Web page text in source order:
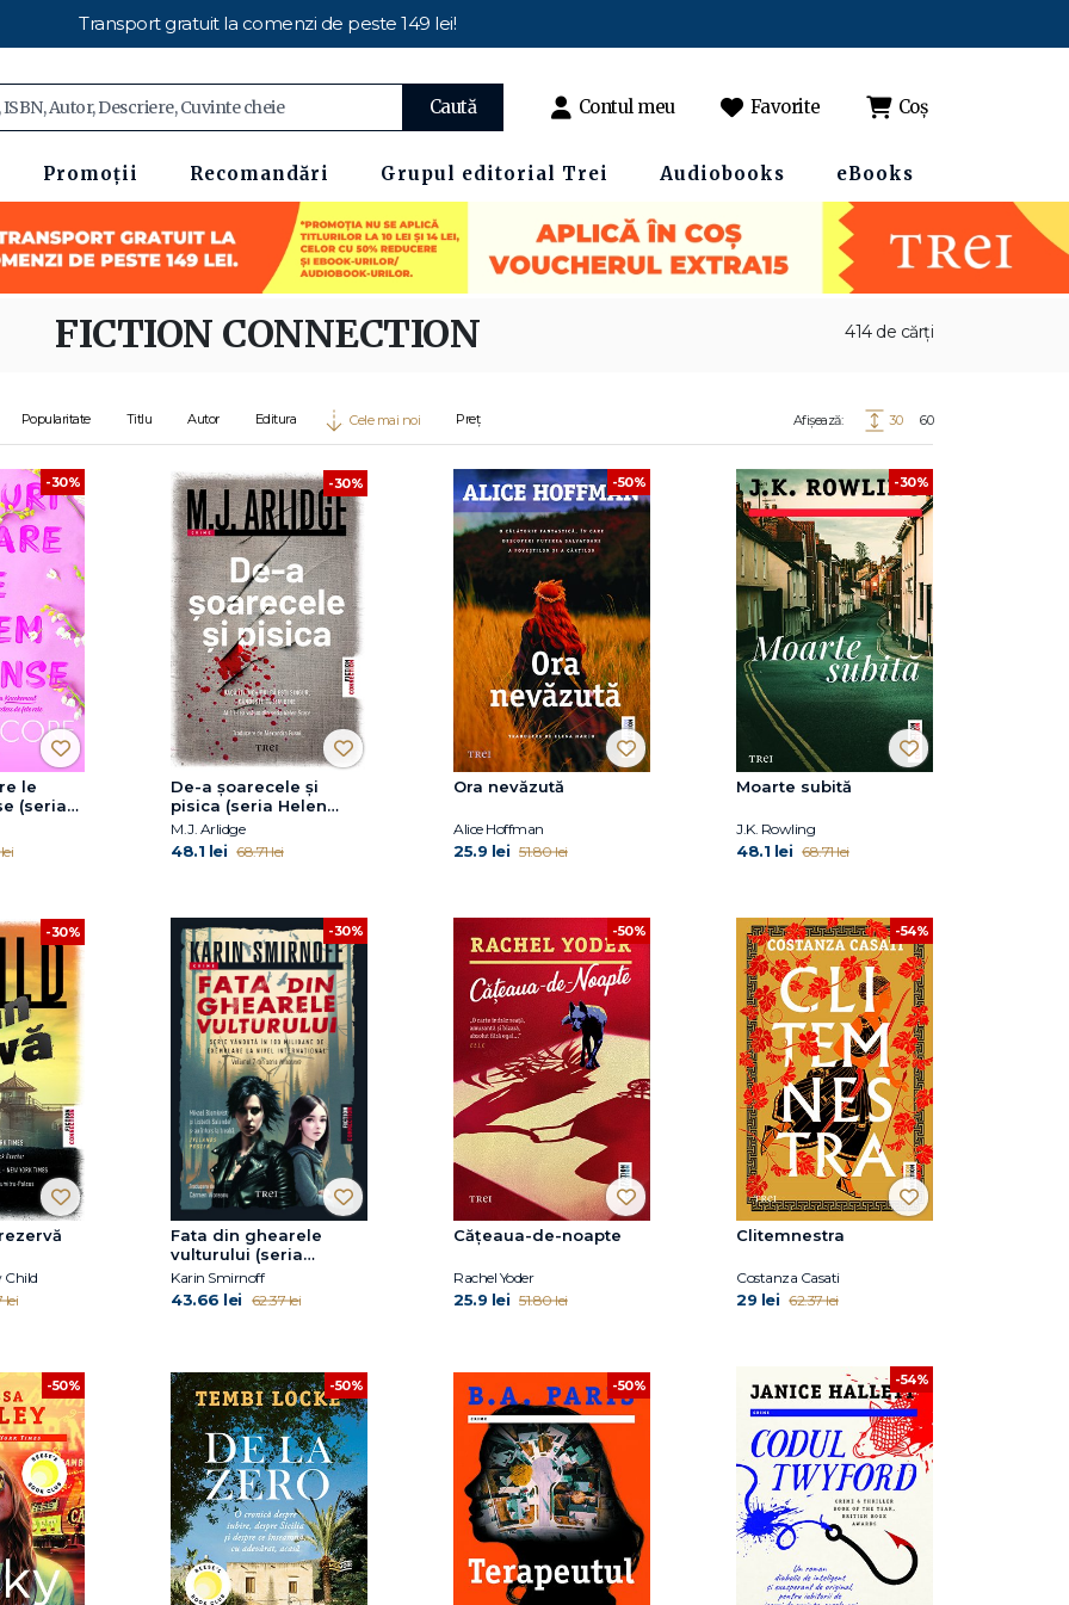
Transport gratuit la comenzi de peste 149 lei!
Caută Contul meu Favorite Coș
Promoții Recomandări Grupul editorial Trei Audiobooks eBooks
414 de cărți
FICTION CONNECTION
Popularitate Titlu Autor Editura Cele mai noi Preț Afișează: 30 60
-30%
le
(seria
2)
-30%
De-a șoarecele și
pisica (seria Helen
Grace, vol. 11)
M.J. Arlidge
48.1 lei 68.71 lei
-50%
Ora nevăzută
Alice Hoffman
25.9 lei 51.80 lei
-30%
Moarte subită
J.K. Rowling
48.1 lei 68.71 lei
-30%
Child
lei
-30%
Fata din ghearele
vulturului (seria
Millennium, vol. 7)
Karin Smirnoff
43.66 lei 62.37 lei
-50%
Cățeaua-de-noapte
Rachel Yoder
25.9 lei 51.80 lei
-54%
Clitemnestra
Costanza Casati
29 lei 62.37 lei
-50% -50% -50% -54%